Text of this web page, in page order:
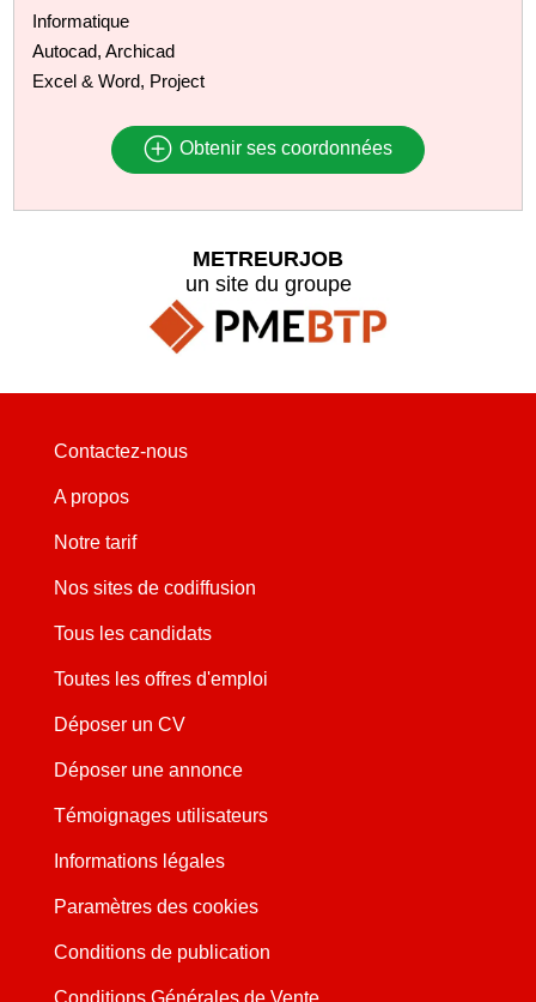
Informatique
Autocad, Archicad
Excel & Word, Project
Obtenir ses coordonnées
METREURJOB
un site du groupe
Contactez-nous
A propos
Notre tarif
Nos sites de codiffusion
Tous les candidats
Toutes les offres d'emploi
Déposer un CV
Déposer une annonce
Témoignages utilisateurs
Informations légales
Paramètres des cookies
Conditions de publication